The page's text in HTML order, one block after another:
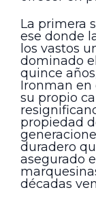
La primera
ese donde
los vastos
dominado
quince
Ironman en
su propio
propiedad
duradero
asegurado
décadas